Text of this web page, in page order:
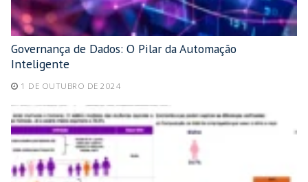
Governança de Dados: O Pilar da Automação
Inteligente
1 DE OUTUBRO DE 2024